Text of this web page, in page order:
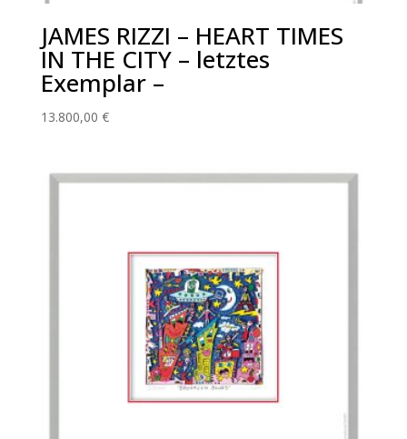
JAMES RIZZI – HEART TIMES
IN THE CITY – letztes
Exemplar –
13.800,00 €